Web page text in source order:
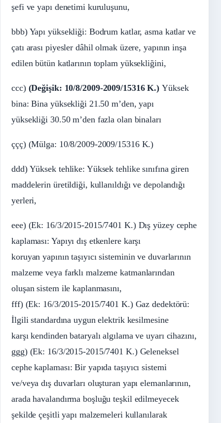
şefi ve yapı denetimi kuruluşunu,
bbb) Yapı yüksekliği: Bodrum katlar, asma katlar ve
çatı arası piyesler dâhil olmak üzere, yapının inşa
edilen bütün katlarının toplam yüksekliğini,
ccc) (Değişik: 10/8/2009-2009/15316 K.) Yüksek
bina: Bina yüksekliği 21.50 m’den, yapı
yüksekliği 30.50 m’den fazla olan binaları
ççç) (Mülga: 10/8/2009-2009/15316 K.)
ddd) Yüksek tehlike: Yüksek tehlike sınıfına giren
maddelerin üretildiği, kullanıldığı ve depolandığı
yerleri,
eee) (Ek: 16/3/2015-2015/7401 K.) Dış yüzey cephe
kaplaması: Yapıyı dış etkenlere karşı
koruyan yapının taşıyıcı sisteminin ve duvarlarının
malzeme veya farklı malzeme katmanlarından
oluşan sistem ile kaplanmasını,
fff) (Ek: 16/3/2015-2015/7401 K.) Gaz dedektörü:
İlgili standardına uygun elektrik kesilmesine
karşı kendinden bataryalı algılama ve uyarı cihazını,
ggg) (Ek: 16/3/2015-2015/7401 K.) Geleneksel
cephe kaplaması: Bir yapıda taşıyıcı sistemi
ve/veya dış duvarları oluşturan yapı elemanlarının,
arada havalandırma boşluğu teşkil edilmeyecek
şekilde çeşitli yapı malzemeleri kullanılarak